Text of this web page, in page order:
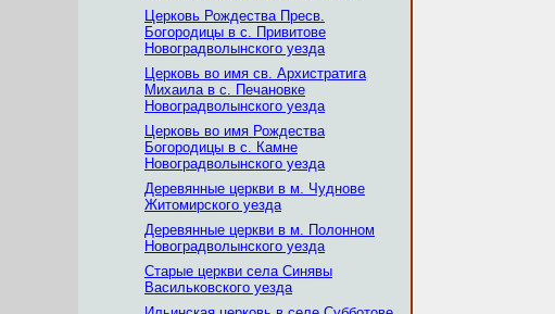
Церковь Рождества Пресв.
Богородицы в с. Привитове
Новоградволынского уезда
Церковь во имя св. Архистратига
Михаила в с. Печановке
Новоградволынского уезда
Церковь во имя Рождеcтва
Богородицы в с. Камне
Новоградволынского уезда
Деревянные церкви в м. Чуднове
Житомирского уезда
Деревянные церкви в м. Полонном
Новоградволынcкого уезда
Старые церкви села Синявы
Васильковского уезда